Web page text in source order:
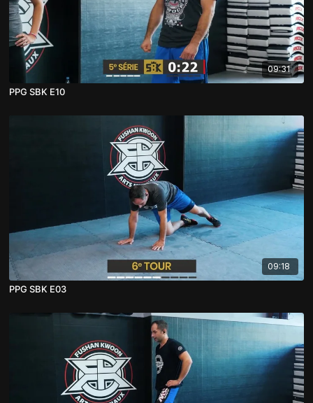
09:31
PPG SBK E10
09:18
PPG SBK E03